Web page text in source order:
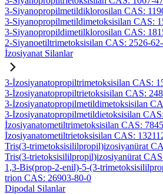
3-Siyanopropilmetildiklorosilan CAS:
3-Siyanopropilmetildimetoksisilan CAS:
3-Siyanopropildimetilklorosilan CAS:
2-Siyanoetiltrimetoksisilan CAS: 2526-
İzosiyanat Silanlar
3-İzosiyanatopropiltrimetoksisilan CAS:
3-İzosiyanatopropiltrietoksisilan CAS:
3-İzosiyanatopropilmetildimetoksisilan
3-İzosiyanatopropilmetildietoksisilan
İzosiyanatometiltrimetoksisilan CAS:
İzosiyanatometiltrietoksisilan CAS:
Tris(3-trimetoksisililpropil)izosiyanürat
Tris(3-trietoksisililpropil)izosiyanürat
1,3-Bis(prop-2-enil)-5-(3-
trion CAS: 26903-80-0
Dipodal Silanlar